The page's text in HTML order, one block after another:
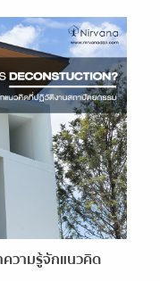
ามรู้จักแนวคิด